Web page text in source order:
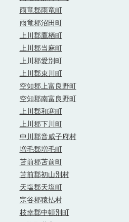
雨竜郡雨竜町
雨竜郡沼田町
上川郡鷹栖町
上川郡当麻町
上川郡愛別町
上川郡東川町
空知郡上富良野町
空知郡南富良野町
上川郡和寒町
上川郡下川町
中川郡音威子府村
増毛郡増毛町
苫前郡苫前町
苫前郡初山別村
天塩郡天塩町
宗谷郡猿払村
枝幸郡中頓別町